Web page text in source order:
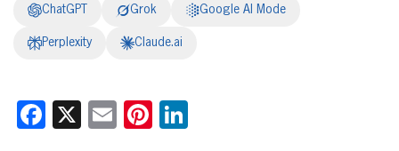
ChatGPT Grok Google AI Mode
Perplexity Claude.ai
Facebook
X EmailPinterest